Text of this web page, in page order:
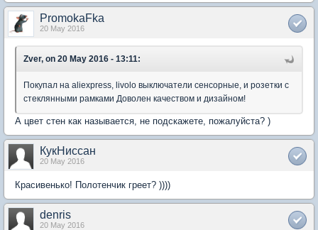
PromokaFka
20 May 2016
Zver, on 20 May 2016 - 13:11:
Покупал на aliexpress, livolo выключатели сенсорные, и розетки с
стеклянными рамками Доволен качеством и дизайном!
А цвет стен как называется, не подскажете, пожалуйста? )
КукНиссан
20 May 2016
Красивенько! Полотенчик греет? ))))
denris
20 May 2016